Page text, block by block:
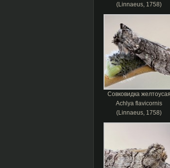
(Linnaeus, 1758)
Совковидка желтоусая
Achlya flavicornis
(Linnaeus, 1758)